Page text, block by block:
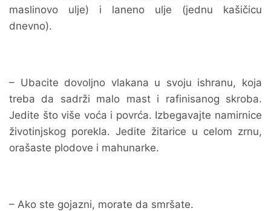
maslinovo ulje) i laneno ulje (jednu kašičicu
dnevno).
– Ubacite dovoljno vlakana u svoju ishranu, koja
treba da sadrži malo mast i rafinisanog skroba.
Jedite što više voća i povrća. Izbegavajte namirnice
životinjskog porekla. Jedite žitarice u celom zrnu,
orašaste plodove i mahunarke.
– Ako ste gojazni, morate da smršate.